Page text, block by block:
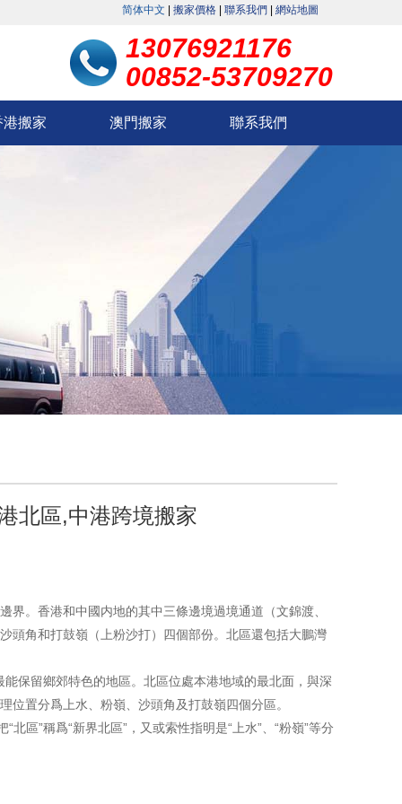
简体中文 搬家價格 聯系我們 網站地圖
13076921176
00852-53709270
港搬家 澳門搬家 聯系我們
北區,中港跨境搬家
。香港和中國内地的其中三條邊境過境通道（文錦渡、
頭角和打鼓嶺（上粉沙打）四個部份。北區還包括大鵬灣
保留鄉郊特色的地區。北區位處本港地域的最北面，與深
置分爲上水、粉嶺、沙頭角及打鼓嶺四個分區。
區”稱爲“新界北區”，又或索性指明是“上水”、“粉嶺”等分